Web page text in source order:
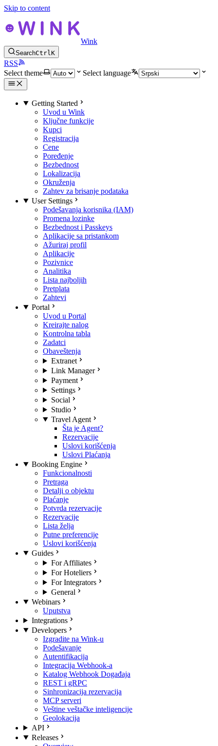
Skip to content
Wink
SearchCtrlK
RSS
Select theme
Select language
Getting Started
Uvod u Wink
Ključne funkcije
Kupci
Registracija
Cene
Poređenje
Bezbednost
Lokalizacija
Okruženja
Zahtev za brisanje podataka
User Settings
Podešavanja korisnika (IAM)
Promena lozinke
Bezbednost i Passkeys
Aplikacije sa pristankom
Ažuriraj profil
Aplikacije
Pozivnice
Analitika
Lista najboljih
Pretplata
Zahtevi
Portal
Uvod u Portal
Kreirajte nalog
Kontrolna tabla
Zadatci
Obaveštenja
Extranet
Link Manager
Payment
Settings
Social
Studio
Travel Agent
Šta je Agent?
Rezervacije
Uslovi korišćenja
Uslovi Plaćanja
Booking Engine
Funkcionalnosti
Pretraga
Detalji o objektu
Plaćanje
Potvrda rezervacije
Rezervacije
Lista želja
Putne preferencije
Uslovi korišćenja
Guides
For Affiliates
For Hoteliers
For Integrators
General
Webinars
Uputstva
Integrations
Developers
Izgradite na Wink-u
Podešavanje
Autentifikacija
Integracija Webhook-a
Katalog Webhook Događaja
REST i gRPC
Sinhronizacija rezervacija
MCP serveri
Veštine veštačke inteligencije
Geolokacija
API
Releases